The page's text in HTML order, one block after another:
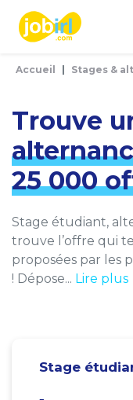
Accueil Stages &
Trouve
25 000
Stage étudiant,
trouve l’offre qui
proposées par les
! Dépose... Lire plus
Stage
Panneau de gestion